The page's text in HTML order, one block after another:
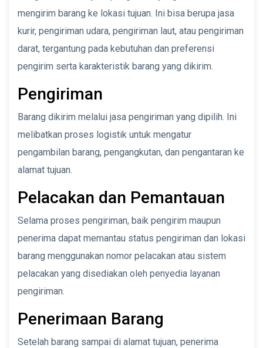
mengirim barang ke lokasi tujuan. Ini bisa berupa jasa
kurir, pengiriman udara, pengiriman laut, atau pengiriman
darat, tergantung pada kebutuhan dan preferensi
pengirim serta karakteristik barang yang dikirim.
Pengiriman
Barang dikirim melalui jasa pengiriman yang dipilih. Ini
melibatkan proses logistik untuk mengatur
pengambilan barang, pengangkutan, dan pengantaran ke
alamat tujuan.
Pelacakan dan Pemantauan
Selama proses pengiriman, baik pengirim maupun
penerima dapat memantau status pengiriman dan lokasi
barang menggunakan nomor pelacakan atau sistem
pelacakan yang disediakan oleh penyedia layanan
pengiriman.
Penerimaan Barang
Setelah barang sampai di alamat tujuan, penerima